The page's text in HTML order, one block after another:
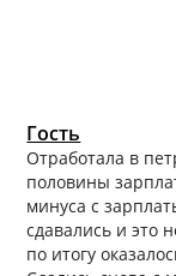
Гость
Отработала в
половины
минуса с
сдавались и это
по итогу